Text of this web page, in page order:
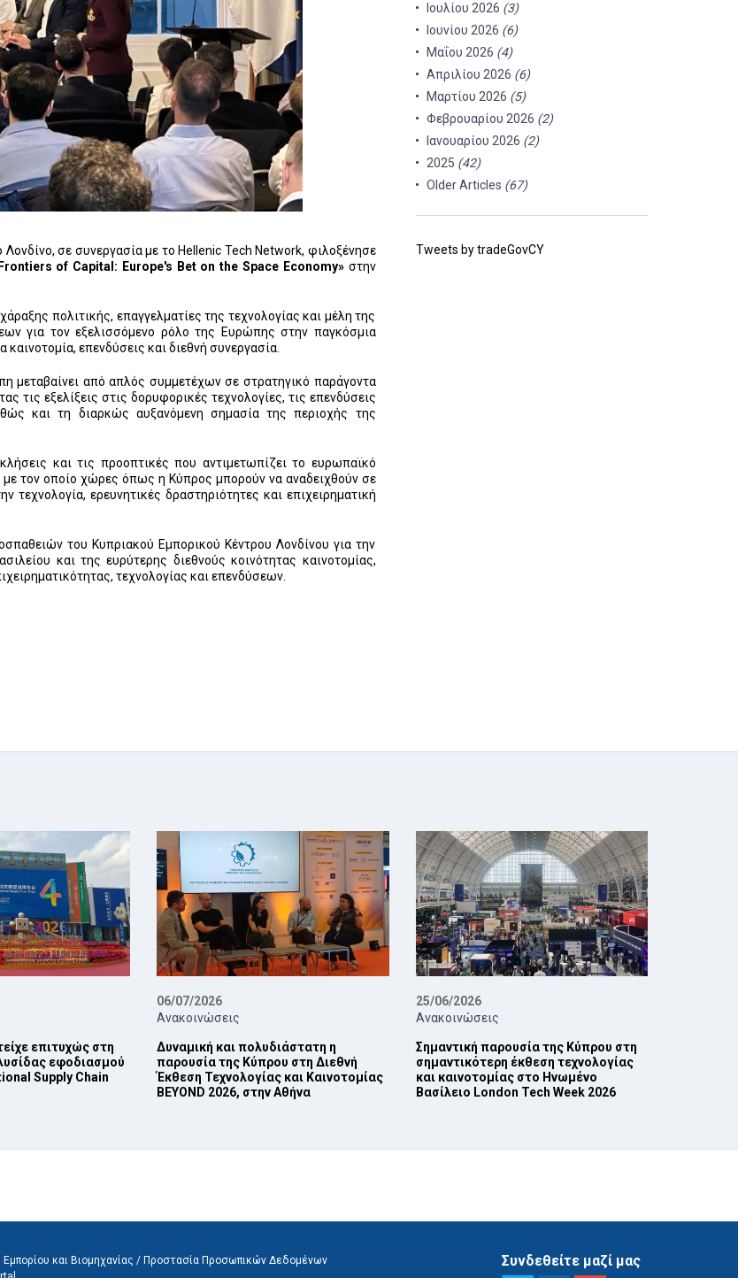
σε συνεργασία με το Hellenic Tech Network, φιλοξένησε
of Capital : Europe's Bet on the Space Economy» στην
πολιτικής, επαγγελματίες της τεχνολογίας και μέλη της
για τον εξελισσόμενο ρόλο της Ευρώπης στην παγκόσμια
επενδύσεις και διεθνή συνεργασία.
μεταβαίνει από απλός συμμετέχων σε στρατηγικό παράγοντα
τις εξελίξεις στις δορυφορικές τεχνολογίες, τις επενδύσεις
και τη διαρκώς αυξανόμενη σημασία της περιοχής της
και τις προοπτικές που αντιμετωπίζει το ευρωπαϊκό
τον οποίο χώρες όπως η Κύπρος μπορούν να αναδειχθούν σε
ερευνητικές δραστηριότητες και επιχειρηματική
του Κυπριακού Εμπορικού Κέντρου Λονδίνου για την
και της ευρύτερης διεθνούς κοινότητας καινοτομίας,
τεχνολογίας και επενδύσεων.
Ιουλίου 2026 (3)
Ιουνίου 2026 (6)
Μαΐου 2026 (4)
Απριλίου 2026 (6)
Μαρτίου 2026 (5)
Φεβρουαρίου 2026 (2)
Ιανουαρίου 2026 (2)
2025 (42)
Older Articles (67)
Tweets by tradeGovCY
επιτυχώς στη
εφοδιασμού
Supply Chain
06/07/2026
Ανακοινώσεις
Δυναμική και πολυδιάστατη η
παρουσία της Κύπρου στη Διεθνή
Έκθεση Τεχνολογίας και Καινοτομίας
BEYOND 2026, στην Αθήνα
25/06/2026
Ανακοινώσεις
Σημαντική παρουσία της Κύπρου στη
σημαντικότερη έκθεση τεχνολογίας
και καινοτομίας στο Ηνωμένο
Βασίλειο London Tech Week 2026
και Βιομηχανίας / Προστασία Προσωπικών Δεδομένων
Συνδεθείτε μαζί μας